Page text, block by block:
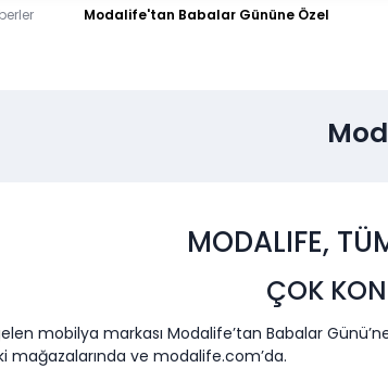
Modalife'tan Babalar Gününe Özel
MODALIFE,
ÇOK
mobilya markası Modalife’tan Babalar
mağazalarında ve modalife.com’da.